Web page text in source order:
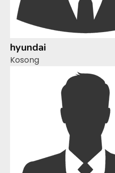
hyundai
Kosong